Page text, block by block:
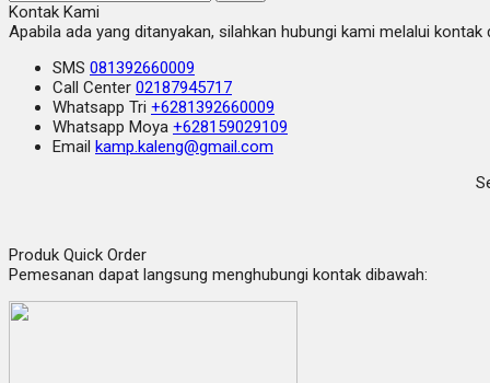
Kontak Kami
Apabila ada yang ditanyakan, silahkan hubungi kami melalui kontak
SMS 081392660009
Call Center 02187945717
Whatsapp Tri +6281392660009
Whatsapp Moya +628159029109
Email kamp.kaleng@gmail.com
Produk Quick Order
Pemesanan dapat langsung menghubungi kontak dibawah: